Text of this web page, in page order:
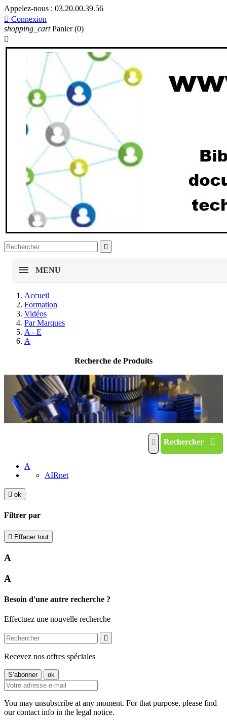
Appelez-nous : 03.20.00.39.56
 Connexion
shopping_cart Panier (0)


MENU
Accueil
Formation
Vidéos
Par Marques
A - E
A
Recherche de Produits
Rechercher
A
AIRnet
 ok
Filtrer par
 Effacer tout
A
A
Besoin d'une autre recherche ?
Effectuez une nouvelle recherche

Recevez nos offres spéciales
You may unsubscribe at any moment. For that purpose, please find
our contact info in the legal notice.